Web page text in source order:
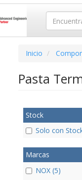
Inicio
Pasta
Stock
Solo con
Marcas
NOX (5)